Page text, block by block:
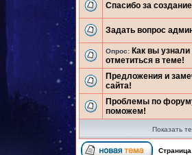
Спасибо за
Задать вопрос
Опрос: Как вы
отметиться в теме!
Предложения и
сайта!
Проблемы по
поможем!
Показать
Страница